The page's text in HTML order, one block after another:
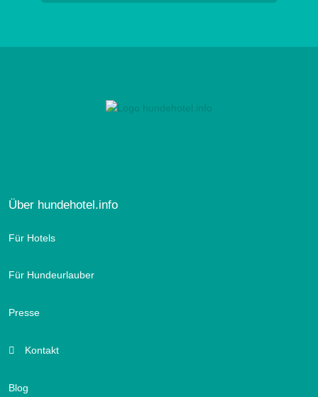
Über hundehotel.info
Für Hotels
Für Hundeurlauber
Presse
Kontakt
Blog